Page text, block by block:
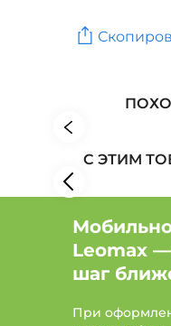
Женская одежда:
Женская одежда:
С ЭТИМ
Leomax
шаг
При